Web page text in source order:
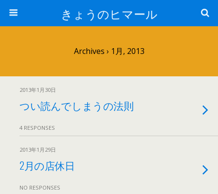
きょうのヒマール
Archives › 1月, 2013
2013年1月30日
つい読んでしまうの法則
4 RESPONSES
2013年1月29日
2月の店休日
NO RESPONSES